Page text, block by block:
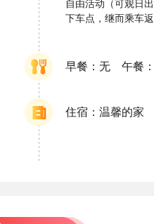
自由活动（可观日
下车点，继而乘车
早餐：无 午餐
住宿：温馨的家